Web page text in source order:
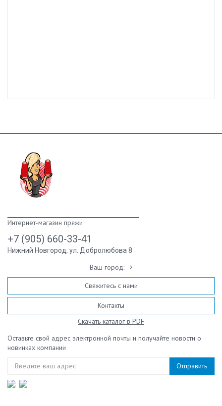
Интернет-магазин пряжи
+7 (905) 660-33-41
Нижний Новгород, ул. Добролюбова 8
Ваш город:
Свяжитесь с нами
Контакты
Скачать каталог в PDF
Оставьте свой адрес электронной почты и получайте новости о
новинках компании
Отправить